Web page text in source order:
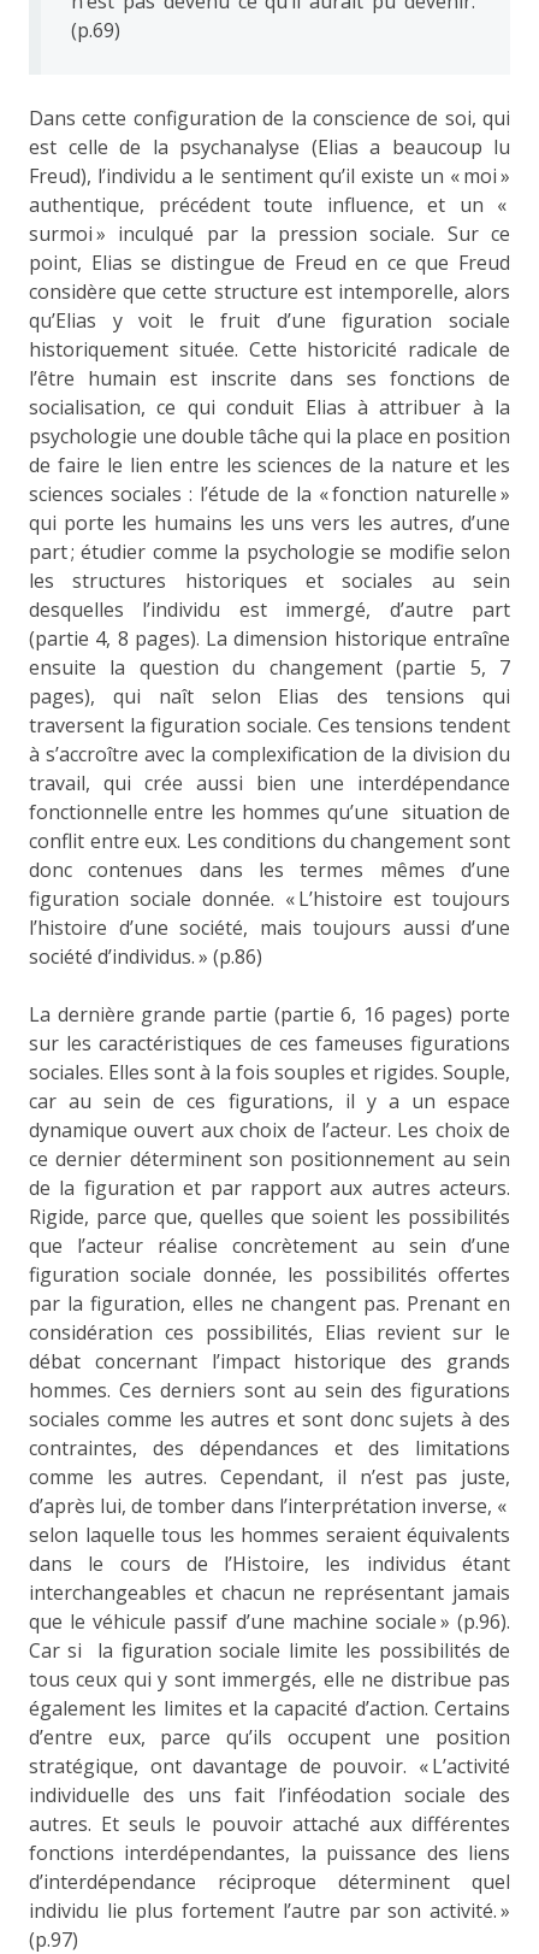
(p.69)
Dans cette configuration de la conscience de soi, qui
est celle de la psychanalyse (Elias a beaucoup lu
Freud), l’individu a le sentiment qu’il existe un « moi »
authentique, précédent toute influence, et un «
surmoi » inculqué par la pression sociale. Sur ce
point, Elias se distingue de Freud en ce que Freud
considère que cette structure est intemporelle, alors
qu’Elias y voit le fruit d’une figuration sociale
historiquement située. Cette historicité radicale de
l’être humain est inscrite dans ses fonctions de
socialisation, ce qui conduit Elias à attribuer à la
psychologie une double tâche qui la place en position
de faire le lien entre les sciences de la nature et les
sciences sociales : l’étude de la « fonction naturelle »
qui porte les humains les uns vers les autres, d’une
part ; étudier comme la psychologie se modifie selon
les structures historiques et sociales au sein
desquelles l’individu est immergé, d’autre part
(partie 4, 8 pages). La dimension historique entraîne
ensuite la question du changement (partie 5, 7
pages), qui naît selon Elias des tensions qui
traversent la figuration sociale. Ces tensions tendent
à s’accroître avec la complexification de la division du
travail, qui crée aussi bien une interdépendance
fonctionnelle entre les hommes qu’une situation de
conflit entre eux. Les conditions du changement sont
donc contenues dans les termes mêmes d’une
figuration sociale donnée. « L’histoire est toujours
l’histoire d’une société, mais toujours aussi d’une
société d’individus. » (p.86)
La dernière grande partie (partie 6, 16 pages) porte
sur les caractéristiques de ces fameuses figurations
sociales. Elles sont à la fois souples et rigides. Souple,
car au sein de ces figurations, il y a un espace
dynamique ouvert aux choix de l’acteur. Les choix de
ce dernier déterminent son positionnement au sein
de la figuration et par rapport aux autres acteurs.
Rigide, parce que, quelles que soient les possibilités
que l’acteur réalise concrètement au sein d’une
figuration sociale donnée, les possibilités offertes
par la figuration, elles ne changent pas. Prenant en
considération ces possibilités, Elias revient sur le
débat concernant l’impact historique des grands
hommes. Ces derniers sont au sein des figurations
sociales comme les autres et sont donc sujets à des
contraintes, des dépendances et des limitations
comme les autres. Cependant, il n’est pas juste,
d’après lui, de tomber dans l’interprétation inverse, «
selon laquelle tous les hommes seraient équivalents
dans le cours de l’Histoire, les individus étant
interchangeables et chacun ne représentant jamais
que le véhicule passif d’une machine sociale » (p.96).
Car si la figuration sociale limite les possibilités de
tous ceux qui y sont immergés, elle ne distribue pas
également les limites et la capacité d’action. Certains
d’entre eux, parce qu’ils occupent une position
stratégique, ont davantage de pouvoir. « L’activité
individuelle des uns fait l’inféodation sociale des
autres. Et seuls le pouvoir attaché aux différentes
fonctions interdépendantes, la puissance des liens
d’interdépendance réciproque déterminent quel
individu lie plus fortement l’autre par son activité. »
(p.97)